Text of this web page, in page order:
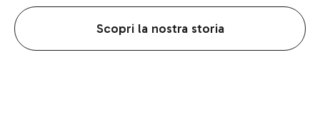
Scopri la nostra storia